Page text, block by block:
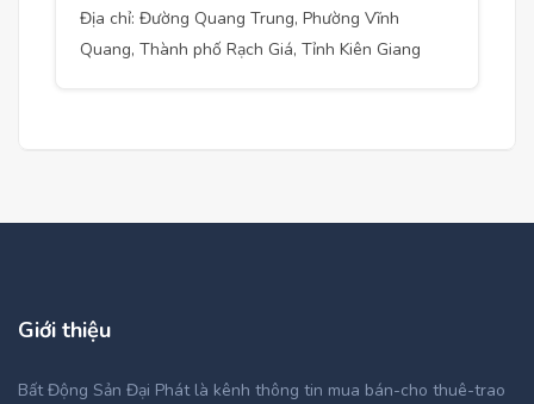
Địa chỉ: Đường Quang Trung, Phường Vĩnh
Quang, Thành phố Rạch Giá, Tỉnh Kiên Giang
Giới thiệu
Bất Động Sản Đại Phát là kênh thông tin mua bán-cho thuê-trao